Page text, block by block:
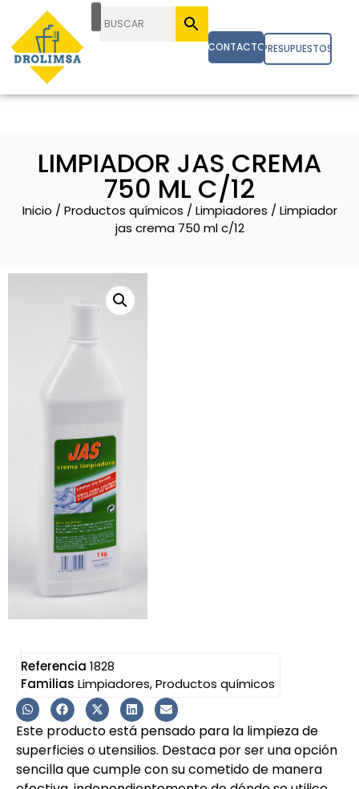
CONTACTOPRESUPUESTOS
LIMPIADOR JAS CREMA
750 ML C/12
Inicio / Productos químicos / Limpiadores / Limpiador
jas crema 750 ml c/12
Referencia 1828
Familias Limpiadores,Productos químicos
Este producto está pensado para la limpieza de
superficies o utensilios. Destaca por ser una opción
sencilla que cumple con su cometido de manera